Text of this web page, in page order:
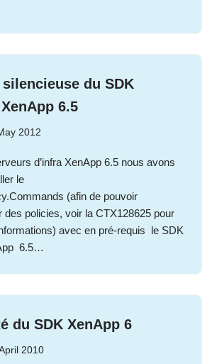
du SDK
6.5
2012
d’infra XenApp 6.5 nous avons
le
(afin de pouvoir
des policies, voir la CTX128625 pour
avec en pré-requis le SDK
6.5…
du SDK XenApp 6
2010